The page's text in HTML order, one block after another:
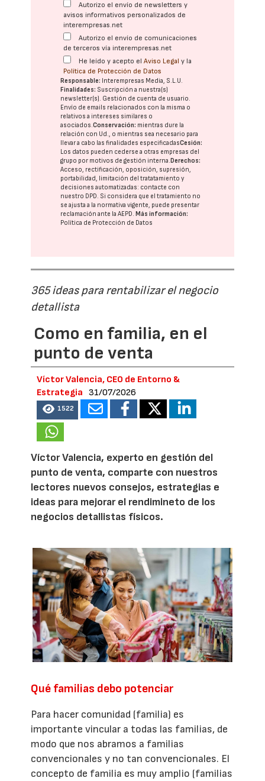
Autorizo el envío de newsletters y
avisos informativos personalizados de
interempresas.net
Autorizo el envío de comunicaciones
de terceros vía interempresas.net
He leído y acepto elAviso Legal y la
Política de Protección de Datos
Responsable: Interempresas Media, S.L.U.
Finalidades: Suscripción a nuestra(s)
newsletter(s). Gestión de cuenta de usuario.
Envío de emails relacionados con la misma o
relativos a intereses similares o
asociados.Conservación: mientras dure la
relación con Ud., o mientras sea necesario para
llevar a cabo las finalidades especificadasCesión:
Los datos pueden cederse a otras empresas del
grupo por motivos de gestión interna. Derechos:
Acceso, rectificación, oposición, supresión,
portabilidad, limitación del tratatamiento y
decisiones automatizadas: contacte con
nuestro DPD. Si considera que el tratamiento no
se ajusta a la normativa vigente, puede presentar
reclamación ante laAEPD. Más información:
Política de Protección de Datos
365 ideas para rentabilizar el negocio
detallista
Como en familia, en el
punto de venta
Víctor Valencia, CEO de Entorno &
Estrategia
31/07/2026
1522
Víctor Valencia, experto en gestión del
punto de venta, comparte con nuestros
lectores nuevos consejos, estrategias e
ideas para mejorar el rendimineto de los
negocios detallistas físicos.
Qué familias debo potenciar
Para hacer comunidad (familia) es
importante vincular a todas las familias, de
modo que nos abramos a familias
convencionales y no tan convencionales. El
concepto de familia es muy amplio (familias